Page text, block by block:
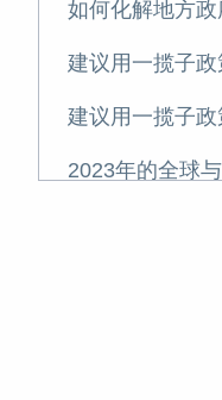
如何化解地方政
建议用一揽子
建议用一揽子
2023年的全球